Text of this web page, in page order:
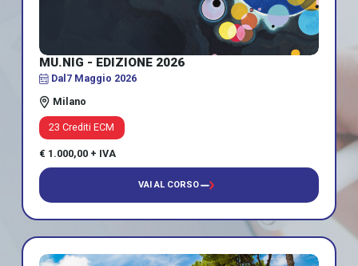
MU.NIG - EDIZIONE 2026
Dal 7 Maggio 2026
Milano
23 Crediti ECM
€ 1.000,00 + IVA
VAI AL CORSO